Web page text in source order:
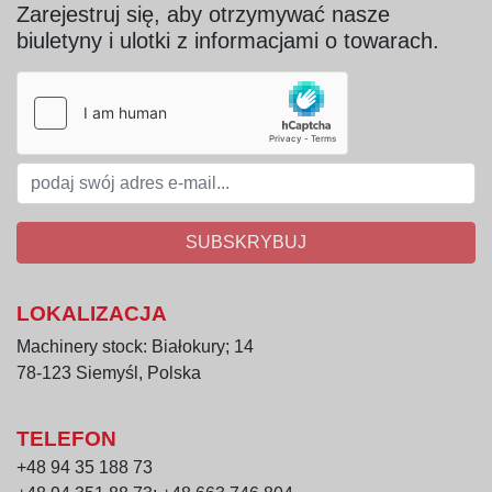
Zarejestruj się, aby otrzymywać nasze
biuletyny i ulotki z informacjami o towarach.
SUBSKRYBUJ
LOKALIZACJA
Machinery stock: Białokury; 14
78-123 Siemyśl, Polska
TELEFON
+48 94 35 188 73